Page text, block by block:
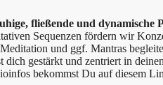
fließende und dynamische
Sequenzen fördern wir
und ggf. Mantras
dich gestärkt und zentriert in
bekommst Du auf diesem